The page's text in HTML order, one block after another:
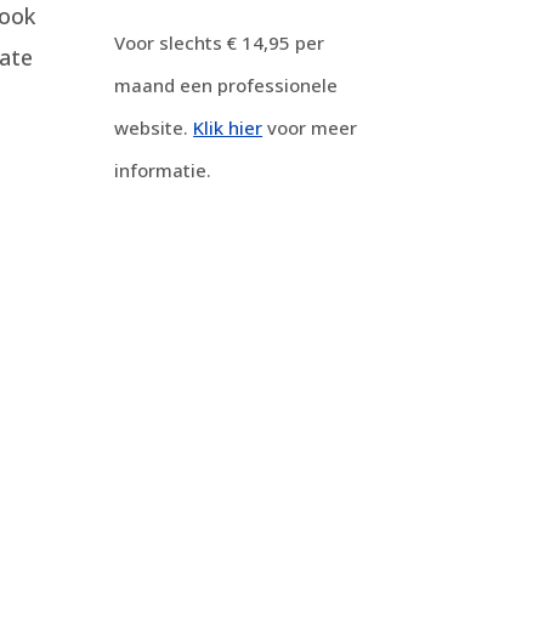
Voor slechts € 14,95 per
maand een professionele
website. Klik hier voor meer
informatie.